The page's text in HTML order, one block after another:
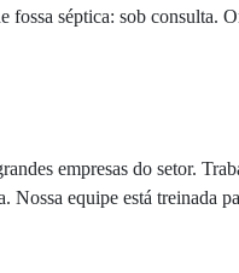
séptica: sob consulta.
empresas do setor.
equipe está treinada